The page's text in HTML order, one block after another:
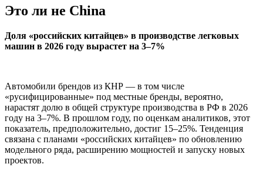
Это ли не China
Доля «российских китайцев» в производстве легковых
машин в 2026 году вырастет на 3–7%
Автомобили брендов из КНР — в том числе
«русифицированные» под местные бренды, вероятно,
нарастят долю в общей структуре производства в РФ в 2026
году на 3–7%. В прошлом году, по оценкам аналитиков, этот
показатель, предположительно, достиг 15–25%. Тенденция
связана с планами «российских китайцев» по обновлению
модельного ряда, расширению мощностей и запуску новых
проектов.